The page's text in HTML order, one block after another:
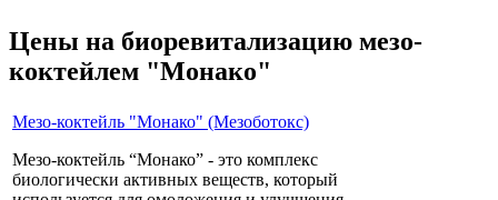
Цены на биоревитализацию мезо-
коктейлем "Монако"
Мезо-коктейль "Монако" (Мезоботокс)
Мезо-коктейль “Монако” - это комплекс
биологически активных веществ, который